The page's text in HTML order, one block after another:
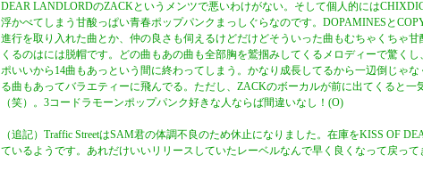
DEAR LANDLORDのZACKというメンツで悪いわけがない。そして個人的には
浮かべてしまう甘酸っぱい青春ポップパンクまっしぐらなのです。DOPAMINESと
進行を取り入れた曲とか、仲の良さも伺えるけどだけどそういった曲もむちゃくちゃ甘
くるのはには脱帽です。どの曲もあの曲も全部胸を鷲掴みしてくるメロディーで驚く
ポいいから14曲もあっという間に終わってしまう。かなり成長してるから一辺倒じゃ
る曲もあってバラエティーに飛んでる。ただし、ZACKのボーカルが前に出てくると一
（笑）。3コードラモーンポップパンク好きな人ならば間違いなし！(O)
（追記）Traffic StreetはSAM君の体調不良のため休止になりました。在庫をKISS OF
ているようです。あれだけいいリリースしていたレーベルなんで早く良くなって戻って